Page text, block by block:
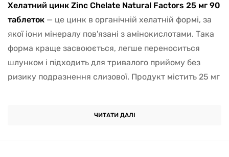
Хелатний цинк Zinc Chelate Natural Factors 25 мг 90
таблеток — це цинк в органічній хелатній формі, за
якої іони мінералу пов'язані з амінокислотами. Така
форма краще засвоюється, легше переноситься
шлунком і підходить для тривалого прийому без
ризику подразнення слизової. Продукт містить 25 мг
ЧИТАТИ ДАЛІ